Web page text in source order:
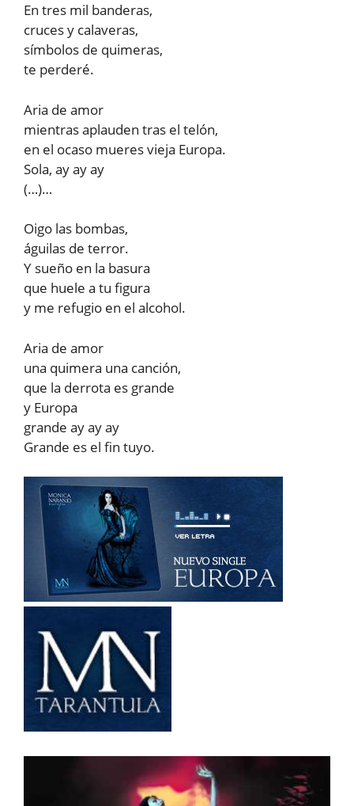
En tres mil banderas,
cruces y calaveras,
símbolos de quimeras,
te perderé.
Aria de amor
mientras aplauden tras el telón,
en el ocaso mueres vieja Europa.
Sola, ay ay ay
(…)…
Oigo las bombas,
águilas de terror.
Y sueño en la basura
que huele a tu figura
y me refugio en el alcohol.
Aria de amor
una quimera una canción,
que la derrota es grande
y Europa
grande ay ay ay
Grande es el fin tuyo.